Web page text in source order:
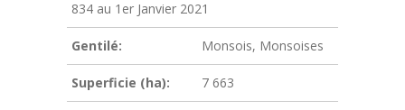
834 au 1er Janvier 2021
Gentilé: Monsois, Monsoises
Superficie (ha): 7 663